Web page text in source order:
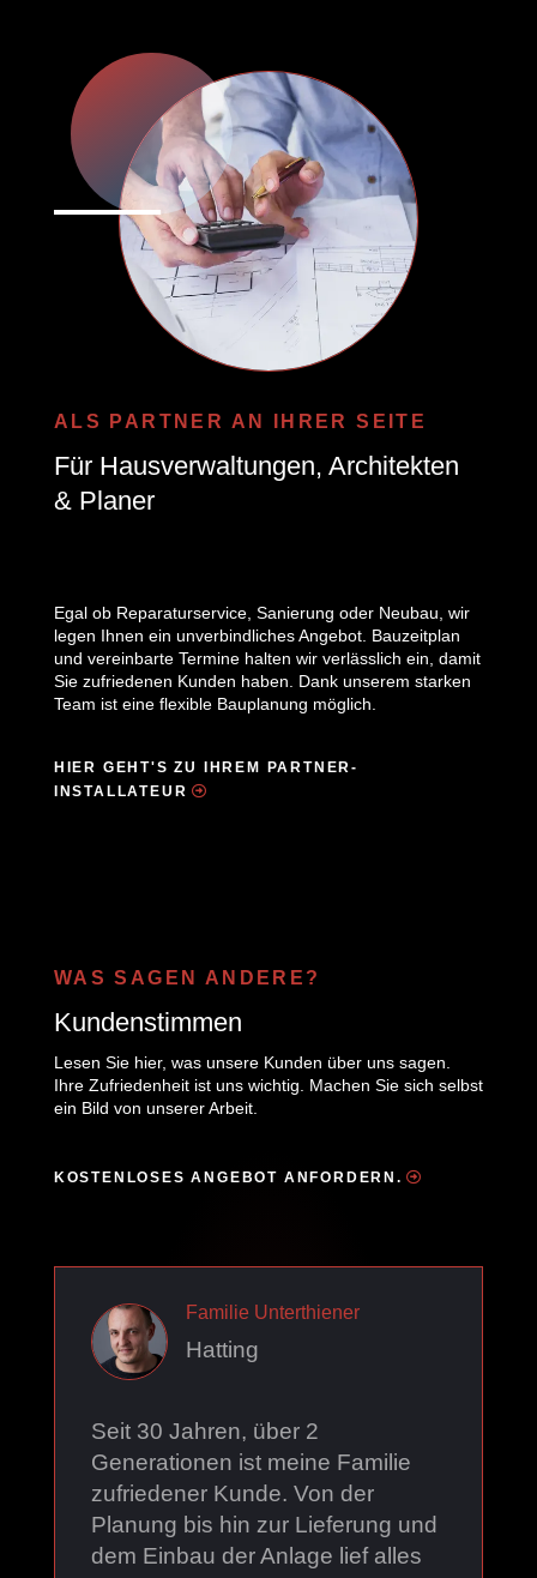
ALS PARTNER AN IHRER SEITE
Für Hausverwaltungen, Architekten
& Planer
Egal ob Reparaturservice, Sanierung oder Neubau, wir
legen Ihnen ein unverbindliches Angebot. Bauzeitplan
und vereinbarte Termine halten wir verlässlich ein, damit
Sie zufriedenen Kunden haben. Dank unserem starken
Team ist eine flexible Bauplanung möglich.
HIER GEHT'S ZU IHREM PARTNER-
INSTALLATEUR
WAS SAGEN ANDERE?
Kundenstimmen
Lesen Sie hier, was unsere Kunden über uns sagen.
Ihre Zufriedenheit ist uns wichtig. Machen Sie sich selbst
ein Bild von unserer Arbeit.
KOSTENLOSES ANGEBOT ANFORDERN.
Familie Unterthiener
Hatting
Seit 30 Jahren, über 2
Generationen ist meine Familie
zufriedener Kunde. Von der
Planung bis hin zur Lieferung und
dem Einbau der Anlage lief alles